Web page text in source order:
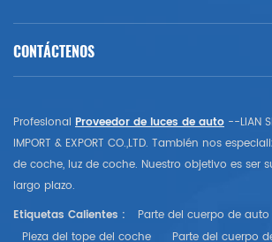
CONTÁCTENOS
Profesional Proveedor de luces de auto --LIAN
IMPORT & EXPORT CO.,LTD. También nos
de coche, luz de coche. Nuestro objetivo es ser
largo plazo.
Etiquetas Calientes :
Parte del cuerpo de auto
Pieza del tope del coche
Parte del cuerpo